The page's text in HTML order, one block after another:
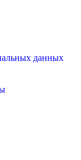
данных